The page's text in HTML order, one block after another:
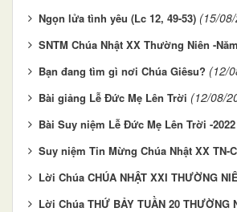
Ngọn lửa tình yêu (Lc 12, 49-53) (15/
SNTM Chúa Nhật XX Thường Niên -
Bạn đang tìm gì nơi Chúa Giêsu? (12/
Bài giảng Lễ Đức Mẹ Lên Trời (12/08/
Bài Suy niệm Lễ Đức Mẹ Lên Trời -2022
Suy niệm Tin Mừng Chúa Nhật XX TN-C
Lời Chúa CHÚA NHẬT XXI THƯỜNG
Lời Chúa THỨ BẢY TUẦN 20 THƯỜNG